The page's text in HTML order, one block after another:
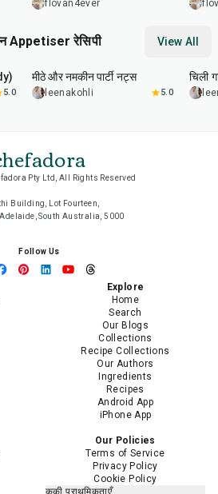
flovan4ever
Appetiser रेसिपी View All
5.0
मीठे और नमकीन पार्टी नट्स
leenakohli 5.0
चिली
Pty Ltd, All Rights Reserved
Building, Lot Fourteen,
South Australia, 5000
Follow Us
Explore
Home
Search
Our Blogs
Collections
Recipe Collections
Our Authors
Ingredients
Recipes
Android App
iPhone App
Our Policies
Terms of Service
Privacy Policy
Cookie Policy
कुकी प्राथमिकताएँ